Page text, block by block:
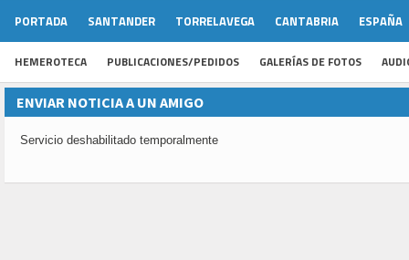
PORTADA SANTANDER TORRELAVEGA CANTABRIA ESPAÑA
HEMEROTECA PUBLICACIONES/PEDIDOS GALERÍAS DE FOTOS
ENVIAR NOTICIA A UN AMIGO
Servicio deshabilitado temporalmente